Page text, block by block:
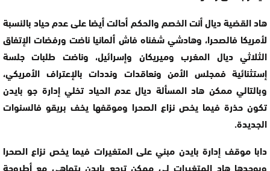
هاد القضية ديال أنت الخصم والحكم أحالت أيضا على عدم حياد بالنسبة
لأمريكا فالصحرا، وهادشي شفناه فاش ألمانيا ناضت ورفضات الإتفاق
الثلاثي ديال المغرب وميريكان وإسرائيل، وناضت طلبات جلسة
إستثنائية فمجلس الأمن ونعاقدات ونددات بالإعتراف الأمريكي،
وبالتالي ممكن هاد المسألة ديال عدم الحياد تخلي إدارة جو بايدن
تكون حذرة فيما يخص نزاع الصحرا وموقفها يخف بريقو فالسنوات
الجديدة.
دابا موقف إدارة بايدن مبني على المتغيرات فيما يخص نزاع الصحرا
وبوحدها هاد المتغيرات لي ممكن ترجع بايدن يتماهى مع أطروحة